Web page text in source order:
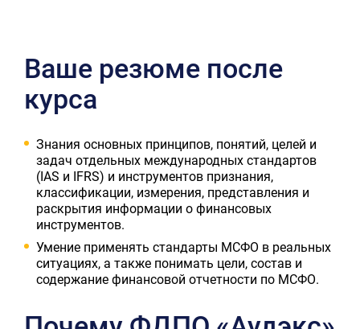
Ваше резюме после
курса
Знания основных принципов, понятий, целей и
задач отдельных международных стандартов
(IAS и IFRS) и инструментов признания,
классификации, измерения, представления и
раскрытия информации о финансовых
инструментов.
Умение применять стандарты МСФО в реальных
ситуациях, а также понимать цели, состав и
содержание финансовой отчетности по МСФО.